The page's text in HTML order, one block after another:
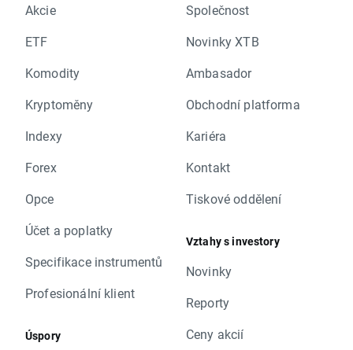
Akcie
ETF
Komodity
Kryptoměny
Indexy
Forex
Opce
Účet a poplatky
Specifikace instrumentů
Profesionální klient
Úspory
Společnost
Novinky XTB
Ambasador
Obchodní platforma
Kariéra
Kontakt
Tiskové oddělení
Vztahy s investory
Novinky
Reporty
Ceny akcií